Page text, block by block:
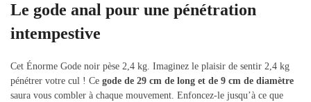
Le gode anal pour une pénétration
intempestive
Cet Énorme Gode noir pèse 2,4 kg. Imaginez le plaisir de sentir 2,4 kg
pénétrer votre cul ! Ce gode de 29 cm de long et de 9 cm de diamètre
saura vous combler à chaque mouvement. Enfoncez-le jusqu’à ce que